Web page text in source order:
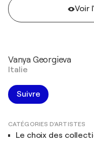
Voir
Vanya Georgieva
Italie
Suivre
CATÉGORIES D'ARTISTES
Le choix des